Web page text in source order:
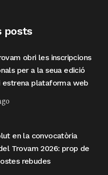
posts
obri les inscripcions
per a la seua edició
estrena plataforma web
en la convocatòria
Trovam 2026: prop de
rebudes